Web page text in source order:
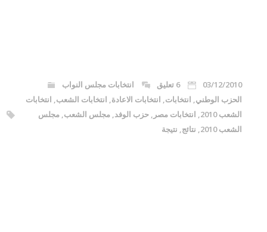
03/12/2010 6 تعليق
انتخابات مجلس النواب
الحزب الوطني, انتخابات, انتخابات الاعادة, انتخابات الشعب, انتخابات
الشعب 2010
, انتخابات مصر ,حزب الوفد,مجلس الشعب,مجلس
الشعب 2010
, نتائج, نتيجة